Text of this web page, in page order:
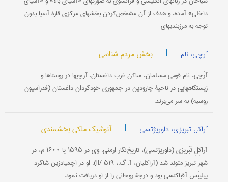
داخلی» آمده، و هدف از آن مشخص‌کردن بخشهای مرکزی قارۀ آسیا بدون
توجه به مرزبندیهای
آرچی، نام | بخش مردم شناسی
آرْچی، نام قومی مسلمان، ساکن غرب داغستان. آرچیها در روستاها و
زیستگاههایی در ناحیۀ چارودین در جمهوری خودگردان داغستان (فدراسیون
روسیه) به سر می‌برند.
آراکل تبریزی، داوریژتسی | آنوشیک ملکی بخشمندی
آراکِلِ تَبْریزی (داوریژتسی)، تاریخ‌نگار ارمنی. وی در ۱۵۹۵ یا ۱۶۰۰ م، در
شهر تبریز متولد شد (آراکلیان، آ. گ.، II/ ۵۱۹). او در اچمیادزین شاگرد
پیلیبُس آقباکتسی بود و درجۀ روحانی را از او دریافت نمود.